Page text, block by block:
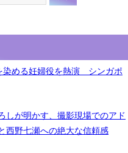
染める妊婦役を熱演 シンガポ
しが明かす、撮影現場でのアド
西野七瀬への絶大な信頼感